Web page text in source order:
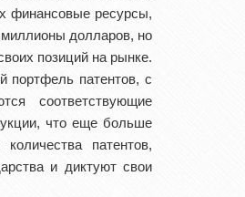
финансовые ресурсы,
миллионы долларов, но
позиций на рынке.
портфель патентов, с
соответствующие
что еще больше
патентов,
и диктуют свои